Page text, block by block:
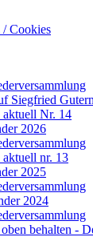
/ Cookies
Siegfried
aktuell Nr. 14
2026
aktuell nr. 13
2025
2024
behalten -